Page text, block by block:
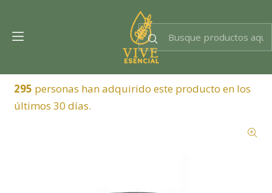
295 personas han adquirido este producto en los
últimos 30 días.
Dra. EsencIAl
Experta en bienestar